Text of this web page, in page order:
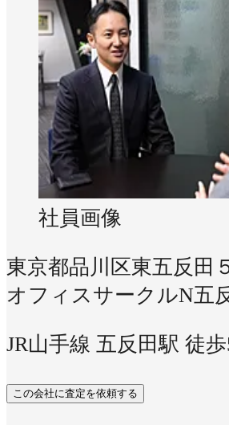
社員画像
東京都品川区東五反田
オフィスサークルN五
JR山手線 五反田駅 徒
この会社に査定を依頼する